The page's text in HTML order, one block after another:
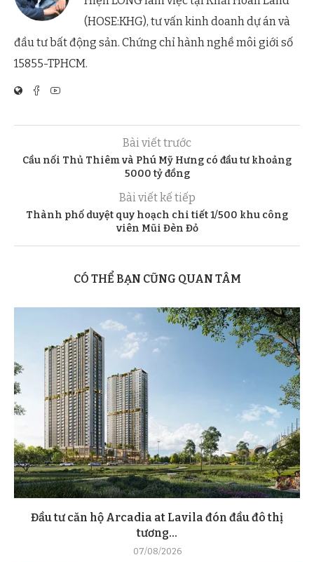
(HOSE:KHG), tư vấn kinh doanh dự án và
đầu tư bất động sản. Chứng chỉ hành nghề môi giới số
15855-TPHCM.
Bài viết trước
Cầu nối Thủ Thiêm và Phú Mỹ Hưng có đầu tư khoảng
5000 tỷ đồng
Bài viết kế tiếp
Thành phố duyệt quy hoạch chi tiết 1/500 khu công
viên Mũi Đèn Đỏ
CÓ THỂ BẠN CŨNG QUAN TÂM
Đầu tư căn hộ Arcadia at Lavila đón đầu đô thị
tương...
07/08/2026